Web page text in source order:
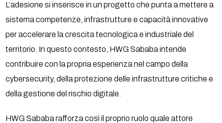
L’adesione si inserisce in un progetto che punta a mettere a
sistema competenze, infrastrutture e capacità innovative
per accelerare la crescita tecnologica e industriale del
territorio. In questo contesto, HWG Sababa intende
contribuire con la propria esperienza nel campo della
cybersecurity, della protezione delle infrastrutture critiche e
della gestione del rischio digitale.
HWG Sababa rafforza così il proprio ruolo quale attore